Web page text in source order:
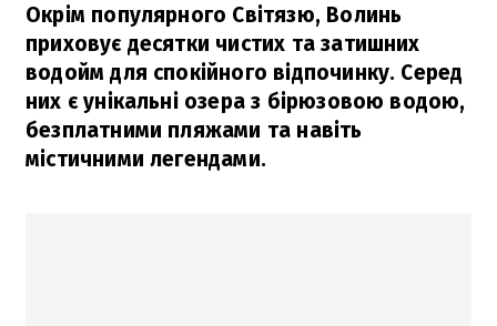
Окрім популярного Світязю, Волинь
приховує десятки чистих та затишних
водойм для спокійного відпочинку. Серед
них є унікальні озера з бірюзовою водою,
безплатними пляжами та навіть
містичними легендами.